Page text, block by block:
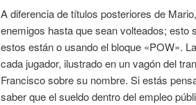
A diferencia de títulos posteriores de
enemigos hasta que sean volteados; esto
estos están o usando el bloque «POW».
cada jugador, ilustrado en un vagón del
Francisco sobre su nombre. Si estás
saber que el sueldo dentro del empleo